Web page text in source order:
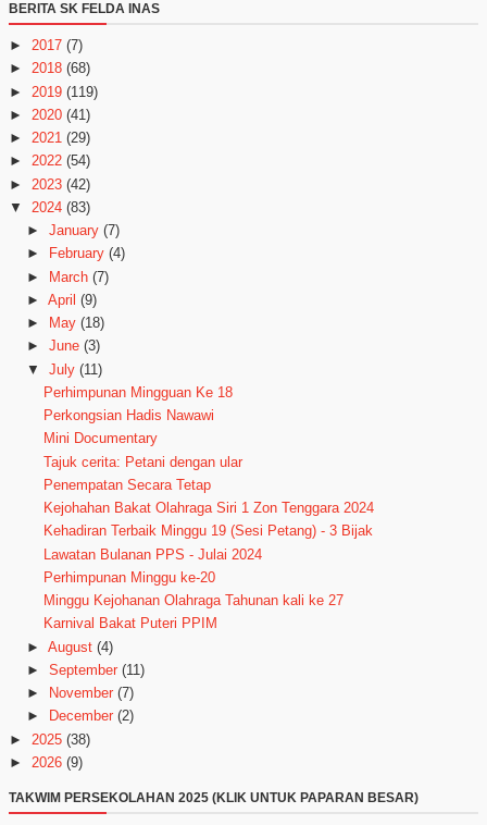
BERITA SK FELDA INAS
► 2017 (7)
► 2018 (68)
► 2019 (119)
► 2020 (41)
► 2021 (29)
► 2022 (54)
► 2023 (42)
▼
2024 (83)
► January (7)
►
February (4)
► March (7)
► April (9)
►
May (18)
► June (3)
▼
July (11)
Perhimpunan Mingguan Ke 18
Perkongsian Hadis Nawawi
Mini Documentary
Tajuk cerita: Petani dengan ular
Penempatan Secara Tetap
Kejohahan Bakat Olahraga Siri 1 Zon Tenggara 2024
Kehadiran Terbaik Minggu 19 (Sesi Petang) - 3 Bijak
Lawatan Bulanan PPS - Julai 2024
Perhimpunan Minggu ke-20
Minggu Kejohanan Olahraga Tahunan kali ke 27
Karnival Bakat Puteri PPIM
► August (4)
► September (11)
►
November (7)
►
December (2)
► 2025 (38)
► 2026 (9)
TAKWIM PERSEKOLAHAN 2025 (KLIK UNTUK PAPARAN BESAR)